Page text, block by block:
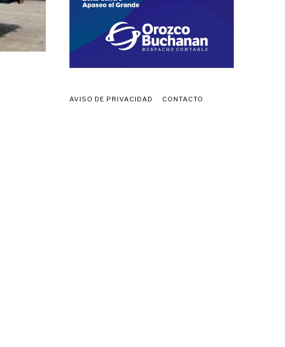
AVISO DE PRIVACIDAD CONTACTO